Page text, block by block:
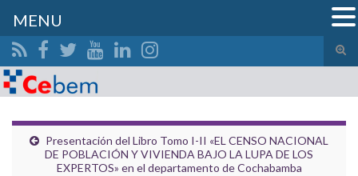
el
Search for:
Presentación del Libro Tomo I-II «EL CENSO NACIONAL
DE POBLACIÓN Y VIVIENDA BAJO LA LUPA DE LOS
EXPERTOS» en el departamento de Cochabamba
MENU